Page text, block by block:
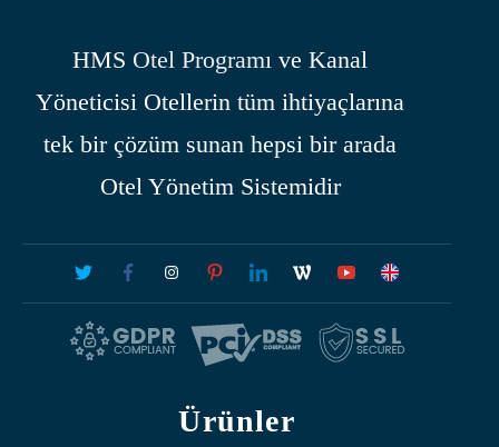
HMS Otel Programı ve Kanal
Yöneticisi Otellerin tüm ihtiyaçlarına
tek bir çözüm sunan hepsi bir arada
Otel Yönetim Sistemidir
Ürünler